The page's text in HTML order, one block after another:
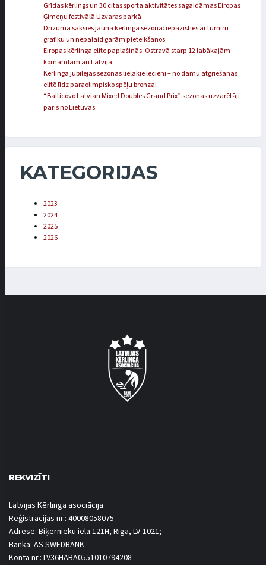
Grīdas kērlings un 30 citas sporta aktivitātes sagaidāmas Eiropas
Ģimeņu festivālā Uzvaras parkā
Drīzumā sāksies jaunā kērlinga sezona: iepazīsties ar turnīru
grafiku un nepalaid garām pieteikšanos
Eiropas kērlinga elite paplašinās: Ostravā starp 12 labākajām
komandām arī Latvija
Kērlinga jubilejas sezonas lielākie lēcieni – no dāmu atgriešanās
elitē līdz paraolimpisko spēļu bronzai
“Balticovo Latvian Mixed Doubles Grand Prix” sezonas uzvarētāji –
pāris no Lietuvas
KATEGORIJAS
2023
2024
2025
2026
REKVIZĪTI
Latvijas Kērlinga asociācija
Reģistrācijas nr.: 40008058075
Adrese: Biķernieku iela 121H, Rīga, LV-1021;
Banka: AS SWEDBANK
Konta nr.: LV36HABA0551010794208